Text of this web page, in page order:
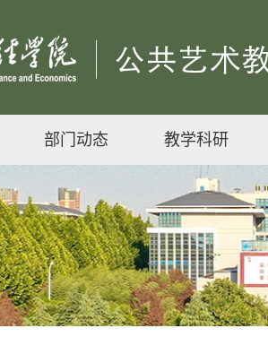
部门动态 教学科研